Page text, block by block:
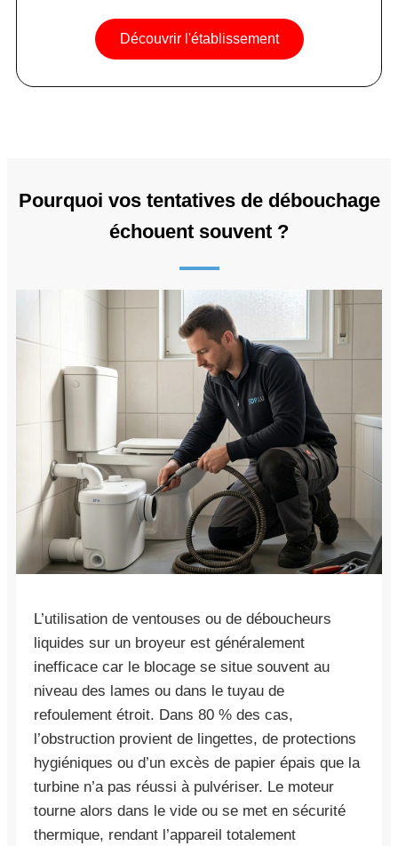
Découvrir l'établissement
Pourquoi vos tentatives de débouchage
échouent souvent ?
L’utilisation de ventouses ou de déboucheurs
liquides sur un broyeur est généralement
inefficace car le blocage se situe souvent au
niveau des lames ou dans le tuyau de
refoulement étroit. Dans 80 % des cas,
l’obstruction provient de lingettes, de protections
hygiéniques ou d’un excès de papier épais que la
turbine n’a pas réussi à pulvériser. Le moteur
tourne alors dans le vide ou se met en sécurité
thermique, rendant l’appareil totalement